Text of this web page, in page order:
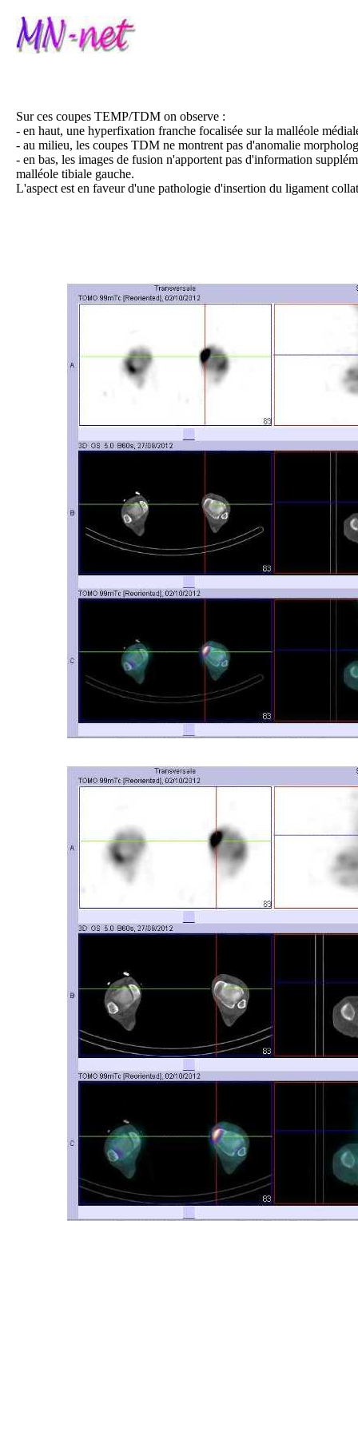
Sur ces coupes TEMP/TDM on observe :
- en haut, une hyperfixation franche focalisée sur la malléole
- au milieu, les coupes TDM ne montrent pas d'anomalie
- en bas, les images de fusion n'apportent pas d'information
malléole tibiale gauche.
L'aspect est en faveur d'une pathologie d'insertion du ligament